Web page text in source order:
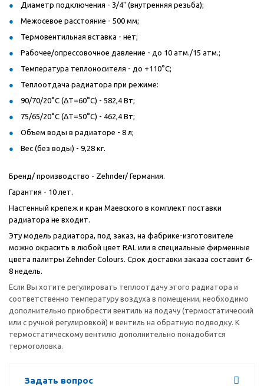
Диаметр подключения - 3/4" (внутренняя резьба);
Межосевое расстояние - 500 мм;
Термовентильная вставка - нет;
Рабочее/опрессовочное давление - до 10 атм./15 атм.;
Температура теплоносителя - до +110°C;
Теплоотдача радиатора при режиме:
90/70/20°C (ΔT=60°C) - 582,4 Вт;
75/65/20°C (ΔT=50°C) - 462,4 Вт;
Объем воды в радиаторе - 8 л;
Вес (без воды) - 9,28 кг.
Бренд/ производство - Zehnder/ Германия.
Гарантия - 10 лет.
Настенный крепеж и кран Маевского в комплект поставки
радиатора не входит.
Эту модель радиатора, под заказ, на фабрике-изготовителе
можно окрасить в любой цвет RAL или в специальные фирменные
цвета палитры Zehnder Colours. Срок доставки заказа составит 6-
8 недель.
Если Вы хотите регулировать теплоотдачу этого радиатора и
соответственно температуру воздуха в помещении, необходимо
дополнительно приобрести вентиль на подачу (термостатический
или с ручной регулировкой) и вентиль на обратную подводку. К
термостатическому вентилю дополнительно понадобится
термоголовка.
Задать вопрос